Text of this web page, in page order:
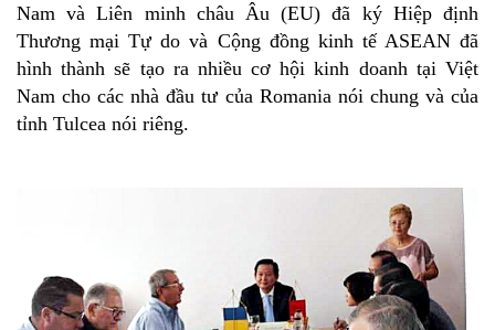
Nam và Liên minh châu Âu (EU) đã ký Hiệp định
Thương mại Tự do và Cộng đồng kinh tế ASEAN đã
hình thành sẽ tạo ra nhiều cơ hội kinh doanh tại Việt
Nam cho các nhà đầu tư của Romania nói chung và của
tỉnh Tulcea nói riêng.